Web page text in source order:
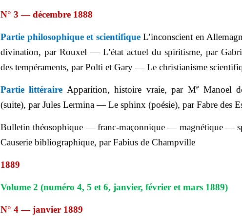
N° 3 — décembre 1888
Partie philosophique et scientifique L’inconscient en
divination, par Rouxel — L’état actuel du spiritisme, par
des tempéraments, par Polti et Gary — Le christianisme
Partie littéraire Apparition, histoire vraie, par MeManoel
(suite), par Jules Lermina — Le sphinx (poésie), par Fabre des
Bulletin théosophique — franc-maçonnique — magnétique
Causerie bibliographique, par Fabius de Champville
1889
Volume 2 (numéro 4, 5 et 6, janvier, février et mars 1889)
N° 4 — janvier 1889